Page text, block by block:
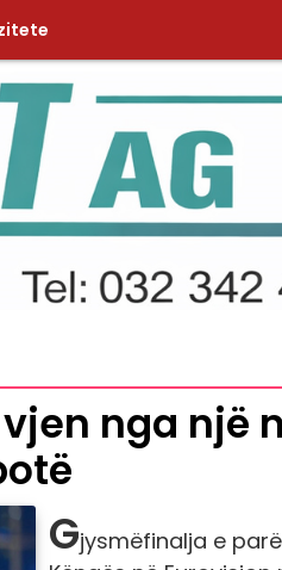
nga një
Gjysmëfinalja e